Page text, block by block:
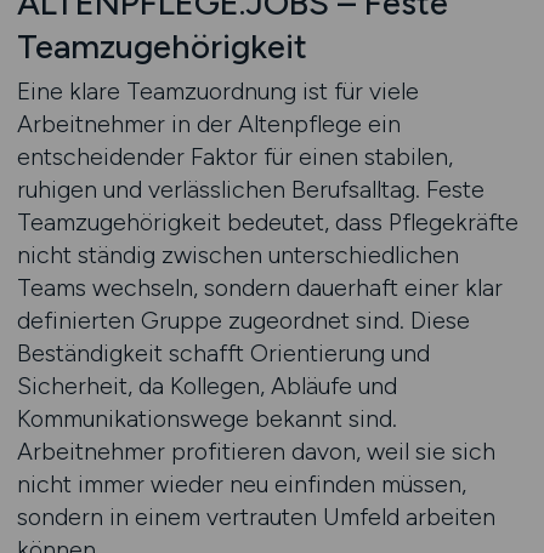
Teamzugehörigkeit
Eine klare Teamzuordnung ist für viele
Arbeitnehmer in der Altenpflege ein
entscheidender Faktor für einen stabilen,
ruhigen und verlässlichen Berufsalltag. Feste
Teamzugehörigkeit bedeutet, dass Pflegekräfte
nicht ständig zwischen unterschiedlichen
Teams wechseln, sondern dauerhaft einer klar
definierten Gruppe zugeordnet sind. Diese
Beständigkeit schafft Orientierung und
Sicherheit, da Kollegen, Abläufe und
Kommunikationswege bekannt sind.
Arbeitnehmer profitieren davon, weil sie sich
nicht immer wieder neu einfinden müssen,
sondern in einem vertrauten Umfeld arbeiten